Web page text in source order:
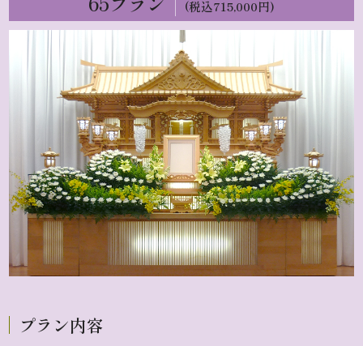
(税込715,000円)
プラン内容